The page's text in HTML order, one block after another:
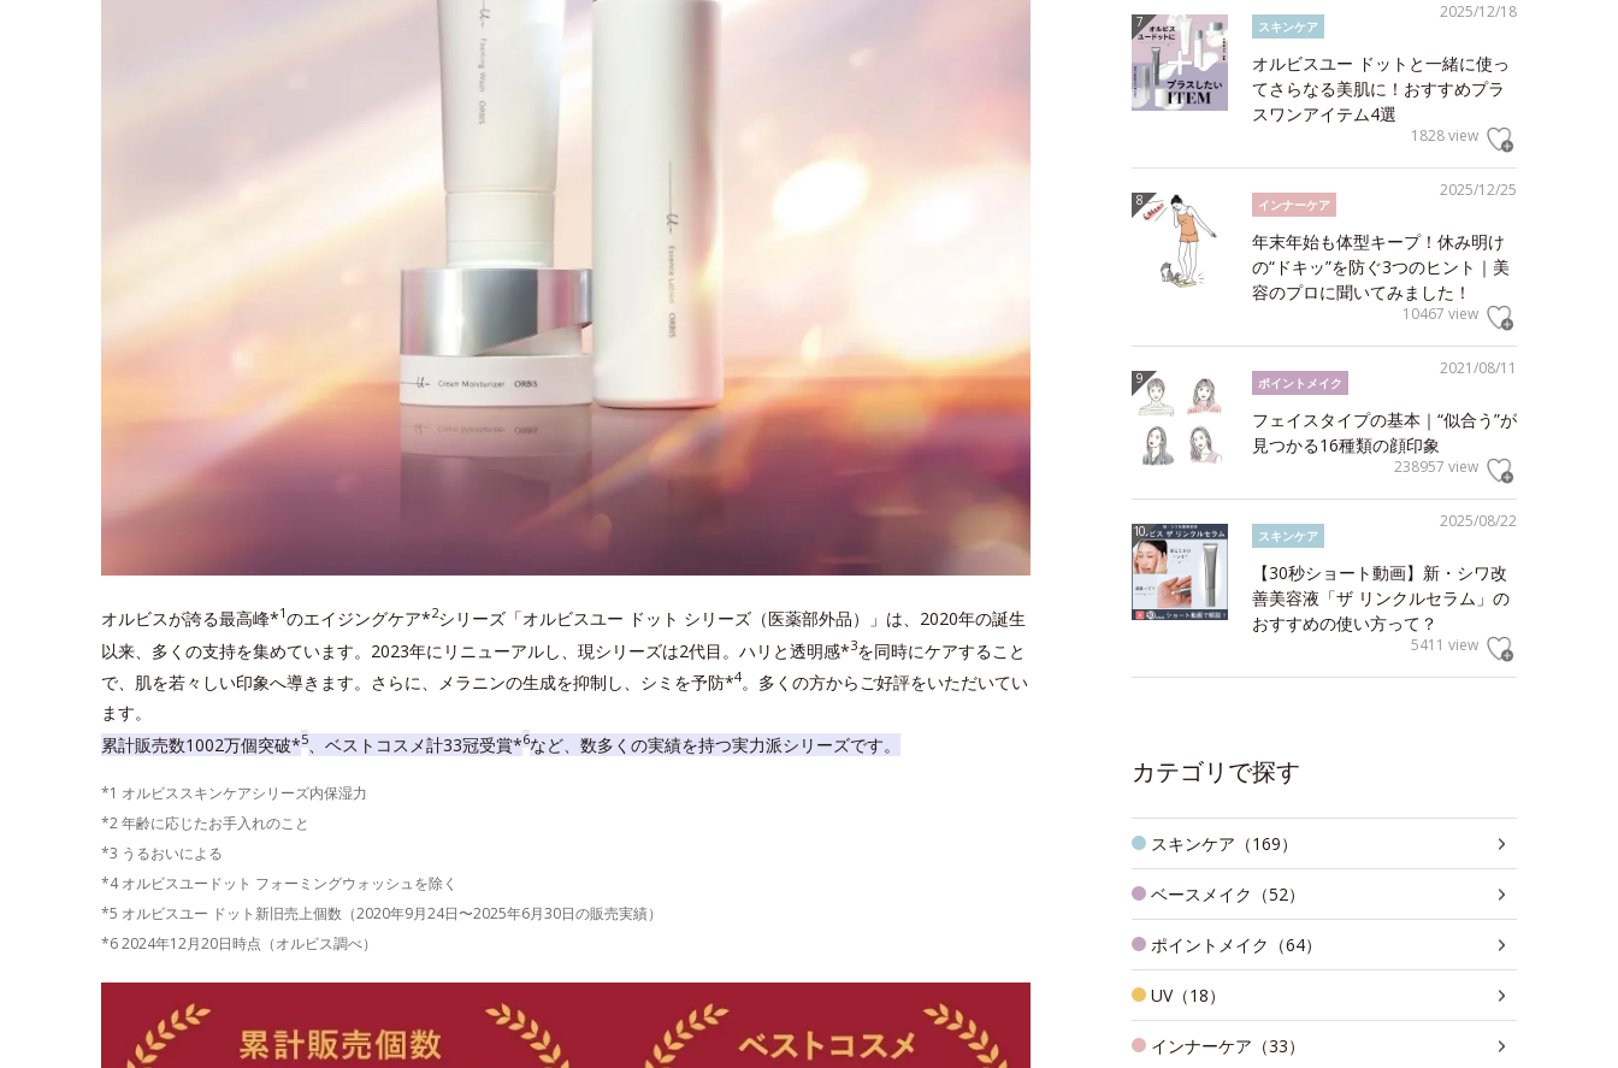
オルビスが誇る最高峰*1のエイジングケア*2シリーズ「オルビスユー ドット シリーズ（医薬部外品）」は、2020年の誕生
以来、多くの支持を集めています。2023年にリニューアルし、現シリーズは2代目。ハリと透明感*3を同時にケアすること
で、肌を若々しい印象へ導きます。さらに、メラニンの生成を抑制し、シミを予防*4。多くの方からご好評をいただいてい
ます。
累計販売数1002万個突破*5 、ベストコスメ計33冠受賞*6など、数多くの実績を持つ実力派シリーズです。
*1 オルビススキンケアシリーズ内保湿力
*2 年齢に応じたお手入れのこと
*3 うるおいによる
*4 オルビスユードット フォーミングウォッシュを除く
*5 オルビスユー ドット新旧売上個数（2020年9月24日〜2025年6月30日の販売実績）
*6 2024年12月20日時点（オルビス調べ）
2025/12/18
スキンケア
オルビスユー ドットと一緒に使っ
てさらなる美肌に！おすすめプラ
スワンアイテム4選
1828 view
2025/12/25
インナーケア
年末年始も体型キープ！休み明け
の“ドキッ”を防ぐ3つのヒント｜美
容のプロに聞いてみました！
10467 view
2021/08/11
ポイントメイク
フェイスタイプの基本｜“似合う”が
見つかる16種類の顔印象
238957 view
2025/08/22
スキンケア
【30秒ショート動画】新・シワ改
善美容液「ザ リンクルセラム」の
おすすめの使い方って？
5411 view
カテゴリで探す
スキンケア（169）
ベースメイク（52）
ポイントメイク（64）
UV（18）
インナーケア（33）